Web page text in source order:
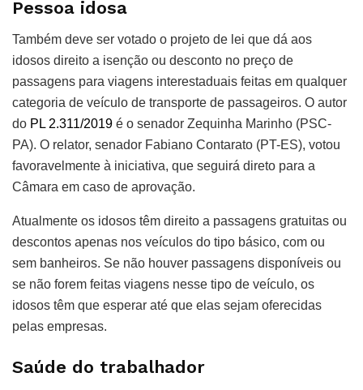
Pessoa idosa
Também deve ser votado o projeto de lei que dá aos
idosos direito a isenção ou desconto no preço de
passagens para viagens interestaduais feitas em qualquer
categoria de veículo de transporte de passageiros. O autor
do PL 2.311/2019 é o senador Zequinha Marinho (PSC-
PA). O relator, senador Fabiano Contarato (PT-ES), votou
favoravelmente à iniciativa, que seguirá direto para a
Câmara em caso de aprovação.
Atualmente os idosos têm direito a passagens gratuitas ou
descontos apenas nos veículos do tipo básico, com ou
sem banheiros. Se não houver passagens disponíveis ou
se não forem feitas viagens nesse tipo de veículo, os
idosos têm que esperar até que elas sejam oferecidas
pelas empresas.
Saúde do trabalhador